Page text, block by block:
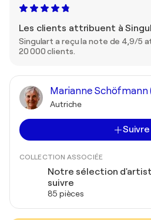
Les clients attribuent à
Singulart a reçu la note de 4,9/5
20 000 clients.
Marianne Schöfmann
Autriche
Suivre
COLLECTION ASSOCIÉE
Notre sélection
suivre
85 pièces